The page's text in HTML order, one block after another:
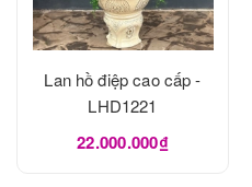
Lan hồ điệp cao cấp -
LHD1221
22.000.000₫